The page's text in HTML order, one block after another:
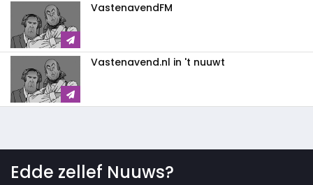
VastenavendFM
Vastenavend.nl in 't nuuwt
Edde zellef Nuuws?